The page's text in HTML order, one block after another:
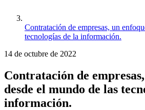
Contratación de empresas, un
tecnologías de la información.
14 de octubre de 2022
Contratación de
desde el mundo de las
información.